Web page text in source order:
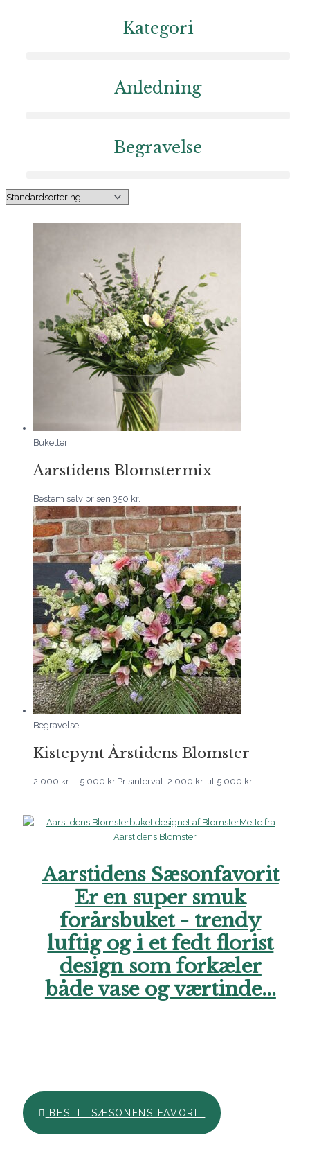
Kategori
Anledning
Begravelse
Buketter
Aarstidens Blomstermix
Bestem selv prisen 350 kr.
Begravelse
Kistepynt Årstidens Blomster
2.000 kr. – 5.000 kr.Prisinterval: 2.000 kr. til 5.000 kr.
Aarstidens Sæsonfavorit
Er en super smuk
forårsbuket - trendy
luftig og i et fedt florist
design som forkæler
både vase og værtinde...
BESTIL SÆSONENS FAVORIT